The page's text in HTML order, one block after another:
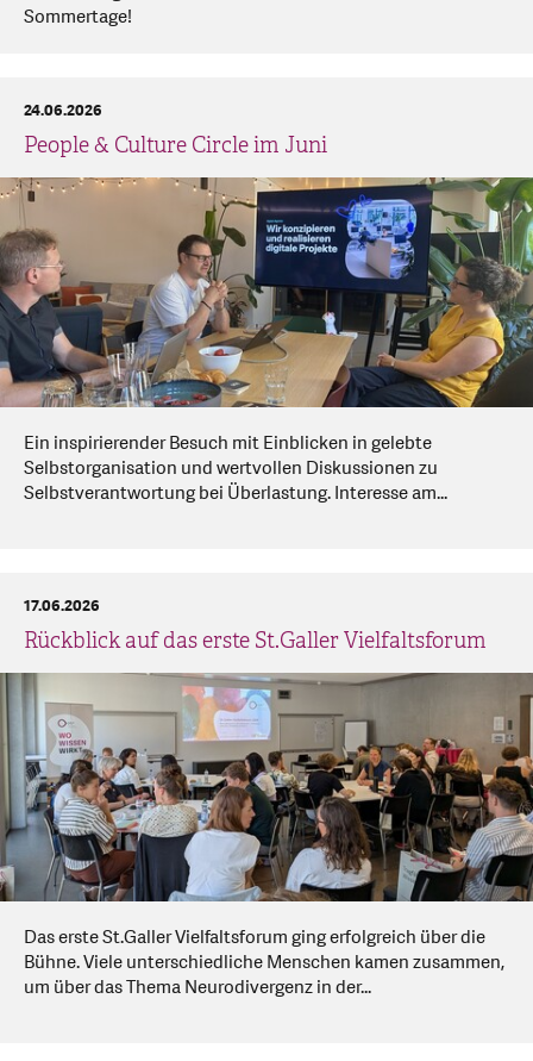
Sommertage!
People & Culture Circle im Juni
24.06.2026
Ein inspirierender Besuch mit Einblicken in gelebte
Selbstorganisation und wertvollen Diskussionen zu
Selbstverantwortung bei Überlastung. Interesse am...
Rückblick auf das erste St.Galler Vielfaltsforum
17.06.2026
Das erste St.Galler Vielfaltsforum ging erfolgreich über die
Bühne. Viele unterschiedliche Menschen kamen zusammen,
um über das Thema Neurodivergenz in der...